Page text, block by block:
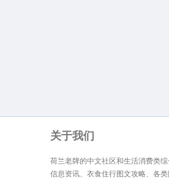
关于我们
荷兰老牌的中文社区和生活消费类
信息资讯、衣食住行图文攻略、各